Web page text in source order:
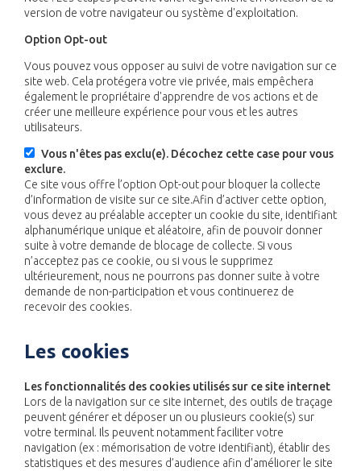
version de votre navigateur ou système d'exploitation.
Option Opt-out
Vous pouvez vous opposer au suivi de votre navigation sur ce
site web. Cela protégera votre vie privée, mais empêchera
également le propriétaire d'apprendre de vos actions et de
créer une meilleure expérience pour vous et les autres
utilisateurs.
Vous n'êtes pas exclu(e). Décochez cette case pour vous
exclure.
Ce site vous offre l’option Opt-out pour bloquer la collecte
d’information de visite sur ce site.Afin d’activer cette option,
vous devez au préalable accepter un cookie du site, identifiant
alphanumérique unique et aléatoire, afin de pouvoir donner
suite à votre demande de blocage de collecte. Si vous
n’acceptez pas ce cookie, ou si vous le supprimez
ultérieurement, nous ne pourrons pas donner suite à votre
demande de non-participation et vous continuerez de
recevoir des cookies.
Les cookies
Les fonctionnalités des cookies utilisés sur ce site internet
Lors de la navigation sur ce site internet, des outils de traçage
peuvent générer et déposer un ou plusieurs cookie(s) sur
votre terminal. Ils peuvent notamment faciliter votre
navigation (ex : mémorisation de votre identifiant), établir des
statistiques et des mesures d’audience afin d’améliorer le site